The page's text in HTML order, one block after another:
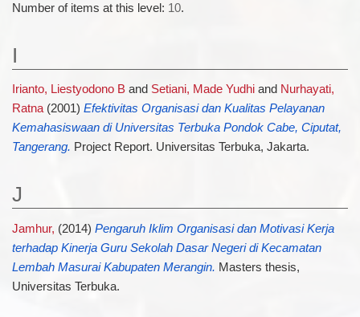
Number of items at this level: 10.
I
Irianto, Liestyodono Band Setiani, Made Yudhiand Nurhayati,
Ratna(2001) Efektivitas Organisasi dan Kualitas Pelayanan
Kemahasiswaan di Universitas Terbuka Pondok Cabe, Ciputat,
Tangerang. Project Report. Universitas Terbuka, Jakarta.
J
Jamhur, (2014) Pengaruh Iklim Organisasi dan Motivasi Kerja
terhadap Kinerja Guru Sekolah Dasar Negeri di Kecamatan
Lembah Masurai Kabupaten Merangin. Masters thesis,
Universitas Terbuka.